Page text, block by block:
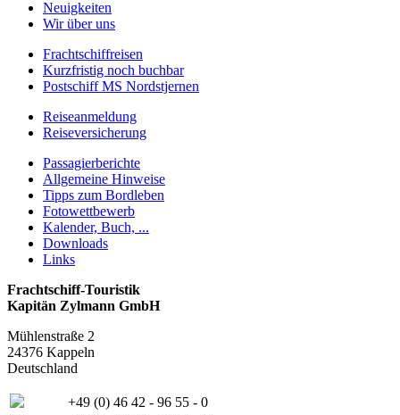
Neuigkeiten
Wir über uns
Frachtschiffreisen
Kurzfristig noch buchbar
Postschiff MS Nordstjernen
Reiseanmeldung
Reiseversicherung
Passagierberichte
Allgemeine Hinweise
Tipps zum Bordleben
Fotowettbewerb
Kalender, Buch, ...
Downloads
Links
Frachtschiff-Touristik
Kapitän Zylmann GmbH
Mühlenstraße 2
24376 Kappeln
Deutschland
+49 (0) 46 42 - 96 55 - 0